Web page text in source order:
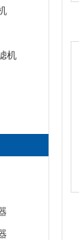
机